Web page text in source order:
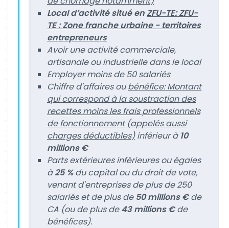
Local d’activité situé en ZFU-TE: ZFU-
TE : Zone franche urbaine - territoires
entrepreneurs
Avoir une activité commerciale,
artisanale ou industrielle dans le local
Employer moins de 50 salariés
Chiffre d'affaires oubénéfice: Montant
qui correspond à la soustraction des
recettes moins les frais professionnels
de fonctionnement (appelés aussi
charges déductibles)inférieur à 10
millions €
Parts extérieures inférieures ou égales
à25 %du capital ou du droit de vote,
venant d'entreprises de plus de 250
salariés et de plus de 50 millions €de
CA (ou de plus de43 millions €de
bénéfices).